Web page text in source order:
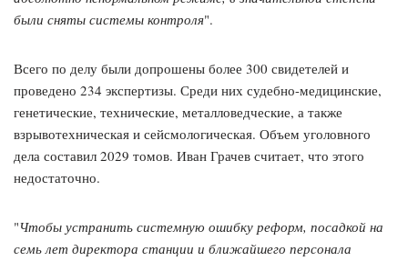
были сняты системы контроля".
Всего по делу были допрошены более 300 свидетелей и
проведено 234 экспертизы. Среди них судебно-медицинские,
генетические, технические, металловедческие, а также
взрывотехническая и сейсмологическая. Объем уголовного
дела составил 2029 томов. Иван Грачев считает, что этого
недостаточно.
"Чтобы устранить системную ошибку реформ, посадкой на
семь лет директора станции и ближайшего персонала